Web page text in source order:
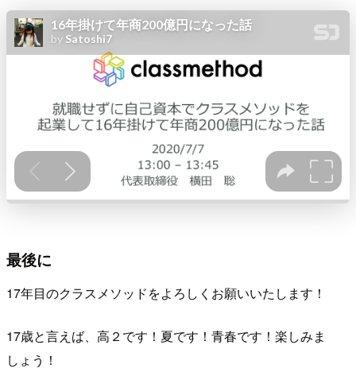
最後に
17年目のクラスメソッドをよろしくお願いいたします！
17歳と言えば、高２です！夏です！青春です！楽しみま
しょう！